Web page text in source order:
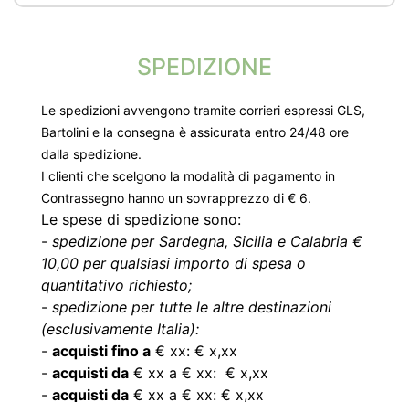
SPEDIZIONE
Le spedizioni avvengono tramite corrieri espressi GLS,
Bartolini e la consegna è assicurata entro 24/48 ore
dalla spedizione.
I clienti che scelgono la modalità di pagamento in
Contrassegno hanno un sovrapprezzo di € 6.
Le spese di spedizione sono:
- spedizione per Sardegna, Sicilia e Calabria €
10,00 per qualsiasi importo di spesa o
quantitativo richiesto;
- spedizione per tutte le altre destinazioni
(esclusivamente Italia):
- acquisti fino a € xx: € x,xx
- acquisti da € xx a € xx: € x,xx
- acquisti da € xx a € xx: € x,xx